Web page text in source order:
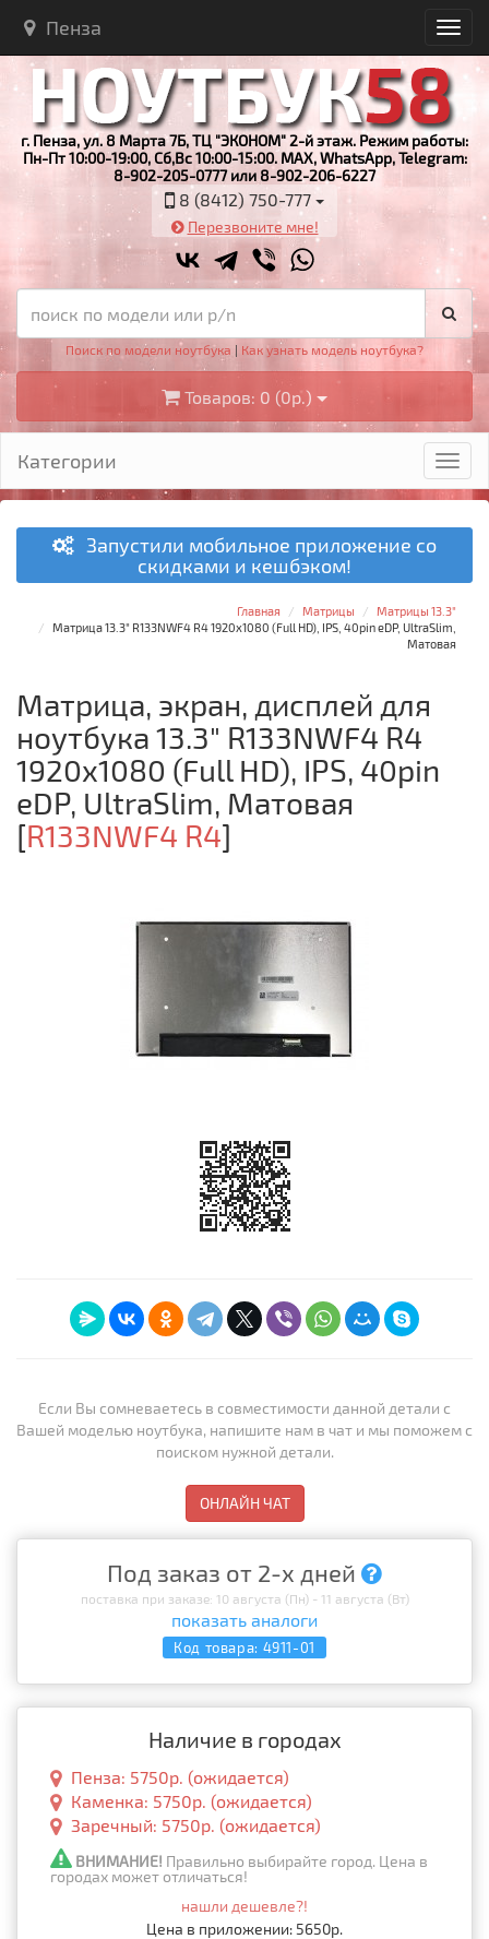
Пенза
г. Пенза, ул. 8 Марта 7Б, ТЦ "ЭКОНОМ" 2-й этаж. Режим работы:
Пн-Пт 10:00-19:00, Сб,Вс 10:00-15:00. MAX, WhatsApp, Telegram:
8-902-205-0777 или 8-902-206-6227
8 (8412) 750-777
Перезвоните мне!
Поиск по модели ноутбука | Как узнать модель ноутбука?
Товаров: 0 (0р.)
Категории
Запустили мобильное приложение со
скидками и кешбэком!
Главная Матрицы
Матрицы 13.3"
Матрица 13.3" R133NWF4 R4 1920x1080 (Full HD), IPS, 40pin eDP, UltraSlim,
Матовая
Матрица, экран, дисплей для
ноутбука 13.3" R133NWF4 R4
1920x1080 (Full HD), IPS, 40pin
eDP, UltraSlim, Матовая
[R133NWF4 R4]
Если Вы сомневаетесь в совместимости данной детали с
Вашей моделью ноутбука, напишите нам в чат и мы поможем с
поиском нужной детали.
ОНЛАЙН ЧАТ
Под заказ от 2-х дней
поставка при заказе: 10 августа (Пн) - 11 августа (Вт)
показать аналоги
Код товара: 4911-01
Наличие в городах
Пенза: 5750р. (ожидается)
Каменка: 5750р. (ожидается)
Заречный: 5750р. (ожидается)
ВНИМАНИЕ! Правильно выбирайте город. Цена в
городах может отличаться!
нашли дешевле?!
Цена в приложении: 5650р.